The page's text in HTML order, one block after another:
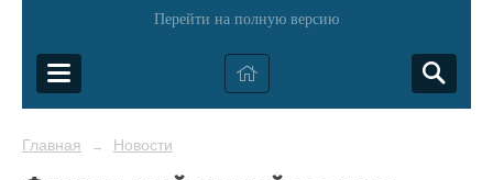
Перейти на полную версию
Главная → Новости